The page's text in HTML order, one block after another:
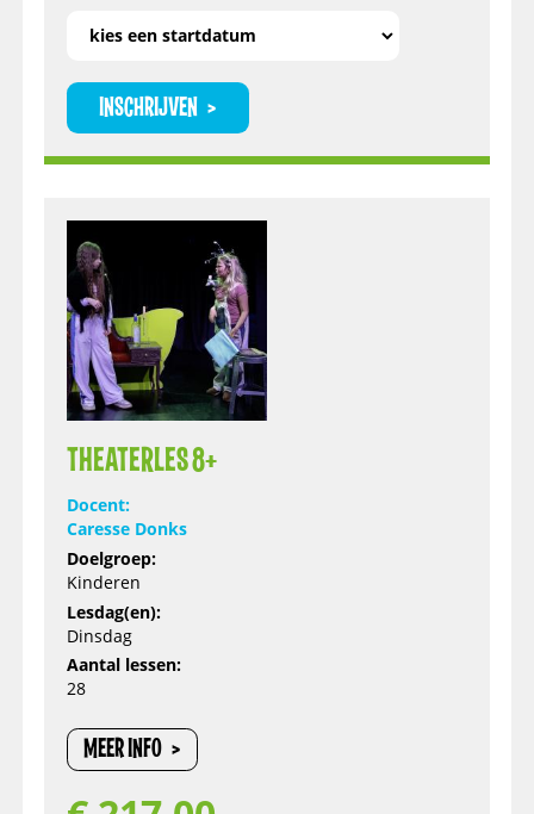
INSCHRIJVEN
THEATERLES 8+
Docent:
Caresse Donks
Doelgroep:
Kinderen
Lesdag(en):
Dinsdag
Aantal lessen:
28
MEER INFO